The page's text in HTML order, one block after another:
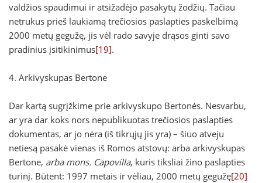
valdžios spaudimui ir atsižadėjo pasakytų žodžių. Tačiau
netrukus prieš laukiamą trečiosios paslapties paskelbimą
2000 metų gegužę, jis vėl rado savyje drąsos ginti savo
pradinius įsitikinimus[19].
4. Arkivyskupas Bertone
Dar kartą sugrįžkime prie arkivyskupo Bertonės. Nesvarbu,
ar yra dar koks nors nepublikuotas trečiosios paslapties
dokumentas, ar jo nėra (iš tikrųjų jis yra) – šiuo atveju
netiesą pasakė vienas iš Romos atstovų: arba arkivyskupas
Bertone, arba mons. Capovilla, kuris tiksliai žino paslapties
turinį. Būtent: 1997 metais ir vėliau, 2000 metų gegužę[20]